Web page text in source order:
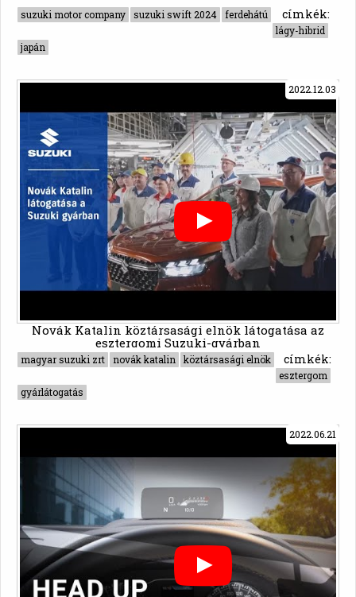
címkék:
suzuki motor company suzuki swift 2024
ferdehátú
lágy-hibrid
japán
Novák Katalin köztársasági elnök látogatása az
esztergomi Suzuki-gyárban
címkék:
magyar suzuki zrt novák katalin
köztársasági elnök
esztergom
gyárlátogatás
2022.12.03
2022.06.21